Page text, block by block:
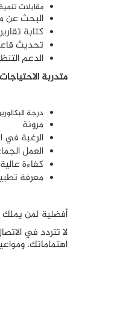
مقابلات
البحث عن
كتابة
تحديث
الدعم
متدربة
درجة
مرونة
الرغبة في
العمل
كفاءة
معرفة
أفضلية لمن
لا تتردد في
اهتماماتك،